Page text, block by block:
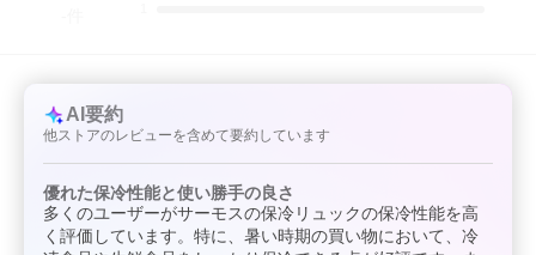
AI要約
他ストアのレビューを含めて要約しています
優れた保冷性能と使い勝手の良さ
多くのユーザーがサーモスの保冷リュックの保冷性能を高
く評価しています。特に、暑い時期の買い物において、冷